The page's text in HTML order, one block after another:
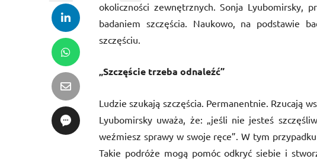
okoliczności zewnętrznych. Sonja Lyubomirsky,
badaniem szczęścia. Naukowo, na podstawie
szczęściu.
„Szczęście trzeba odnaleźć”
Ludzie szukają szczęścia. Permanentnie. Rzucają
Lyubomirsky uważa, że: „jeśli nie jesteś
weźmiesz sprawy w swoje ręce”. W tym
Takie podróże mogą pomóc odkryć siebie i